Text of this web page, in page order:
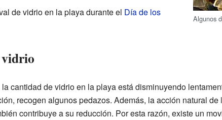
Algunos
de vidrio en la playa durante el Día de los
cantidad de vidrio en la playa está disminuyendo
recogen algunos pedazos. Además, la acción natural
contribuye a su reducción. Por esta razón, existe un